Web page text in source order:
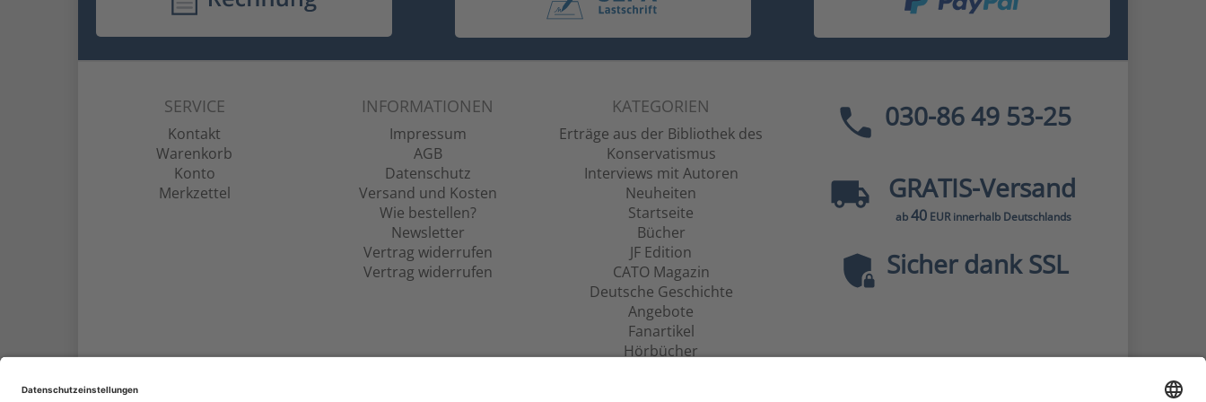
SERVICE
Kontakt
Warenkorb
Konto
Merkzettel
INFORMATIONEN
Impressum
AGB
Datenschutz
Versand und Kosten
Wie bestellen?
Newsletter
Vertrag widerrufen
Vertrag widerrufen
KATEGORIEN
Erträge aus der Bibliothek des
Konservatismus
Interviews mit Autoren
Neuheiten
Startseite
Bücher
JF Edition
CATO Magazin
Deutsche Geschichte
Angebote
Fanartikel
Hörbücher
030-86 49 53-25
GRATIS-Versand
ab40EUR innerhalb Deutschlands
Sicher dank SSL